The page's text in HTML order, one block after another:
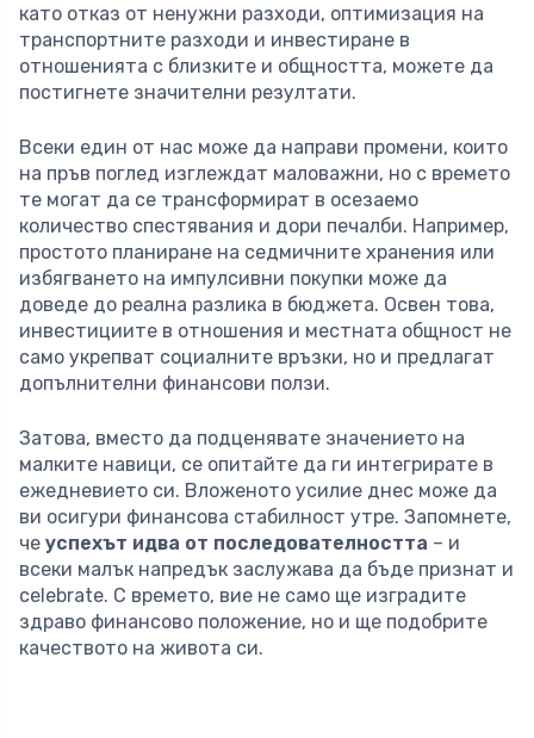
като отказ от ненужни разходи, оптимизация на
транспортните разходи и инвестиране в
отношенията с близките и общността, можете да
постигнете значителни резултати.
Всеки един от нас може да направи промени, които
на пръв поглед изглеждат маловажни, но с времето
те могат да се трансформират в осезаемо
количество спестявания и дори печалби. Например,
простото планиране на седмичните хранения или
избягването на импулсивни покупки може да
доведе до реална разлика в бюджета. Освен това,
инвестициите в отношения и местната общност не
само укрепват социалните връзки, но и предлагат
допълнителни финансови ползи.
Затова, вместо да подценявате значението на
малките навици, се опитайте да ги интегрирате в
ежедневието си. Вложеното усилие днес може да
ви осигури финансова стабилност утре. Запомнете,
че успехът идва от последователността – и
всеки малък напредък заслужава да бъде признат и
celebrate. С времето, вие не само ще изградите
здраво финансово положение, но и ще подобрите
качеството на живота си.